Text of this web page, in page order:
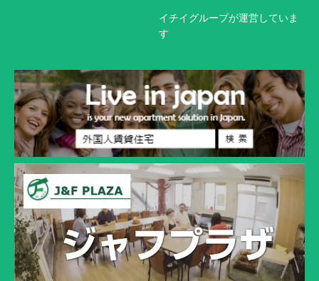
イチイグループが運営していま
す